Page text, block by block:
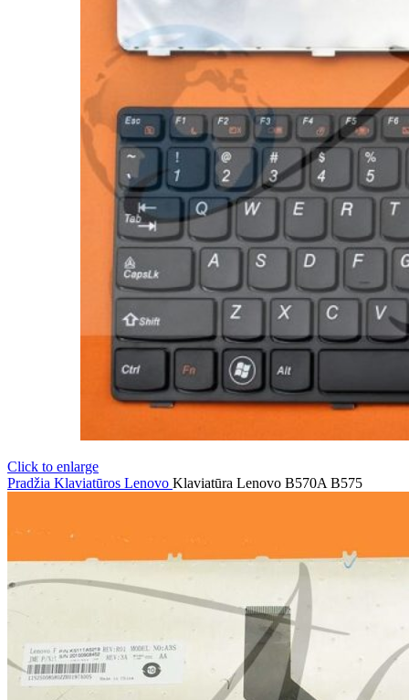
Click to enlarge
Pradžia Klaviatūros Lenovo Klaviatūra Lenovo B570A B575